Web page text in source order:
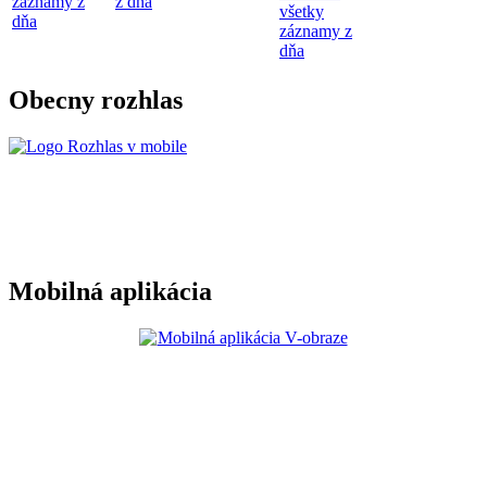
dňa
všetky
záznamy z
dňa
Obecny rozhlas
Mobilná aplikácia